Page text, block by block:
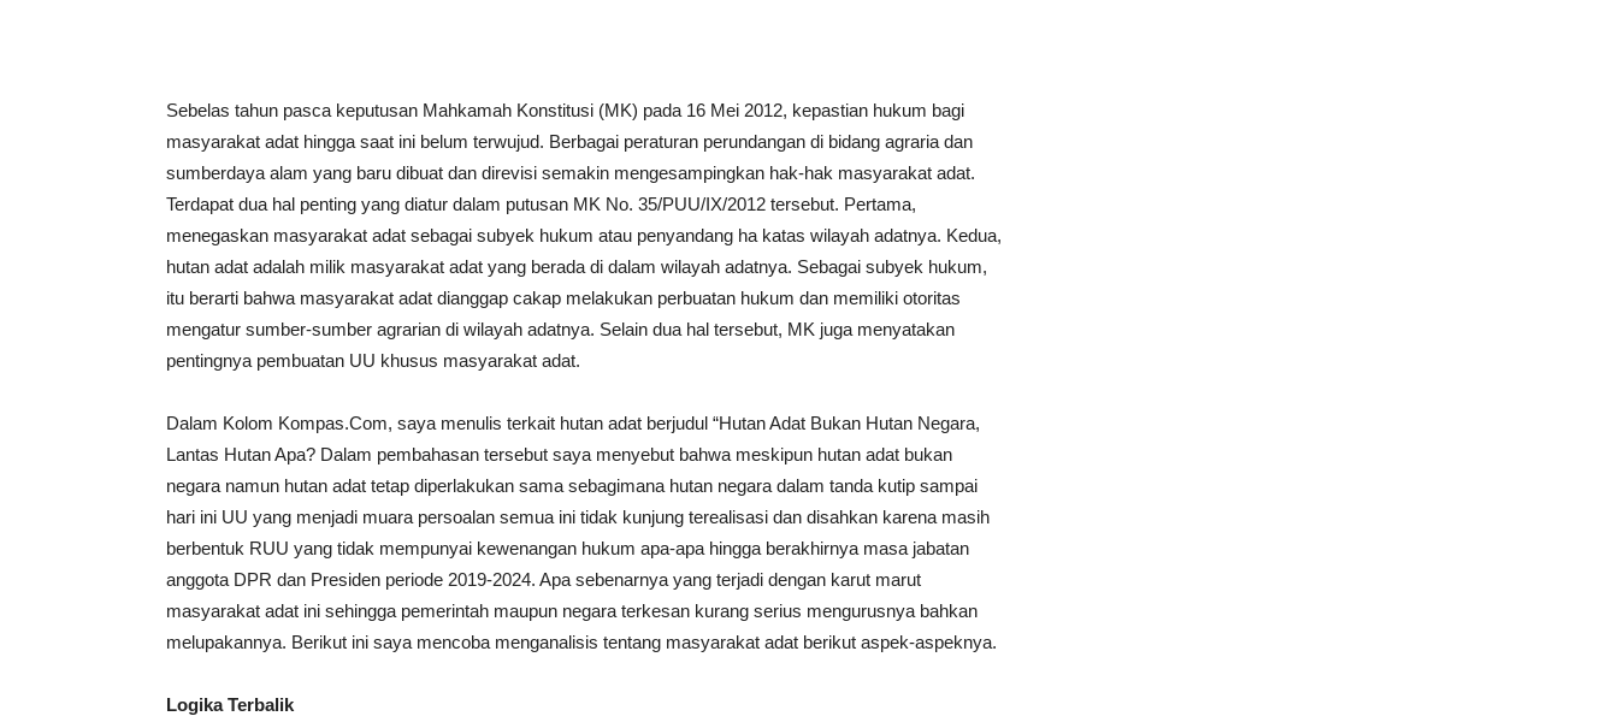
Sebelas tahun pasca keputusan Mahkamah Konstitusi (MK) pada 16 Mei 2012, kepastian hukum bagi
masyarakat adat hingga saat ini belum terwujud. Berbagai peraturan perundangan di bidang agraria dan
sumberdaya alam yang baru dibuat dan direvisi semakin mengesampingkan hak-hak masyarakat adat.
Terdapat dua hal penting yang diatur dalam putusan MK No. 35/PUU/IX/2012 tersebut. Pertama,
menegaskan masyarakat adat sebagai subyek hukum atau penyandang ha katas wilayah adatnya. Kedua,
hutan adat adalah milik masyarakat adat yang berada di dalam wilayah adatnya. Sebagai subyek hukum,
itu berarti bahwa masyarakat adat dianggap cakap melakukan perbuatan hukum dan memiliki otoritas
mengatur sumber-sumber agrarian di wilayah adatnya. Selain dua hal tersebut, MK juga menyatakan
pentingnya pembuatan UU khusus masyarakat adat.
Dalam Kolom Kompas.Com, saya menulis terkait hutan adat berjudul “Hutan Adat Bukan Hutan Negara,
Lantas Hutan Apa? Dalam pembahasan tersebut saya menyebut bahwa meskipun hutan adat bukan
negara namun hutan adat tetap diperlakukan sama sebagimana hutan negara dalam tanda kutip sampai
hari ini UU yang menjadi muara persoalan semua ini tidak kunjung terealisasi dan disahkan karena masih
berbentuk RUU yang tidak mempunyai kewenangan hukum apa-apa hingga berakhirnya masa jabatan
anggota DPR dan Presiden periode 2019-2024. Apa sebenarnya yang terjadi dengan karut marut
masyarakat adat ini sehingga pemerintah maupun negara terkesan kurang serius mengurusnya bahkan
melupakannya. Berikut ini saya mencoba menganalisis tentang masyarakat adat berikut aspek-aspeknya.
Logika Terbalik